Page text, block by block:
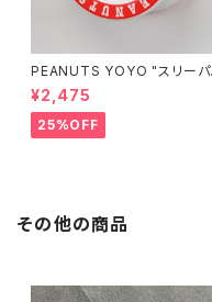
PEANUTS YOYO "スリーパ
ー"
¥2,475
25%OFF
その他の商品